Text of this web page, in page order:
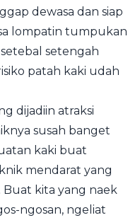
dewasa dan siap
lompatin tumpukan
setengah
patah kaki udah
dijadiin atraksi
susah banget
kaki buat
mendarat yang
kita yang naek
ngosan, ngeliat